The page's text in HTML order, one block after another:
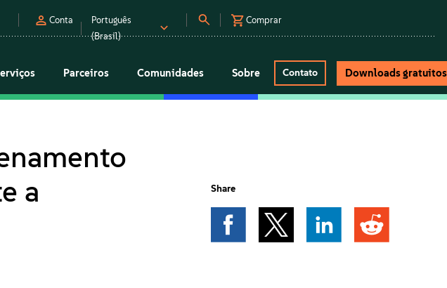
Conta
Português
(Brasil)
Comprar
Parceiros Comunidades Sobre Contato Downloads gratuitos
a
Share